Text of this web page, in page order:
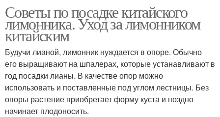
Советы по посадке китайского
лимонника. Уход за лимонником
китайским
Будучи лианой, лимонник нуждается в опоре. Обычно
его выращивают на шпалерах, которые устанавливают в
год посадки лианы. В качестве опор можно
использовать и поставленные под углом лестницы. Без
опоры растение приобретает форму куста и поздно
начинает плодоносить.